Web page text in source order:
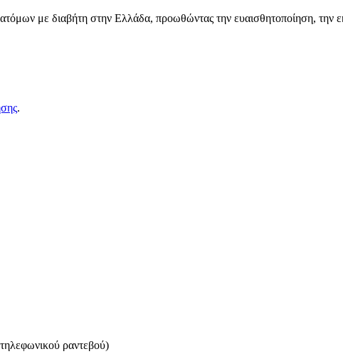
με διαβήτη στην Ελλάδα, προωθώντας την ευαισθητοποίηση, την
.
ραντεβού)